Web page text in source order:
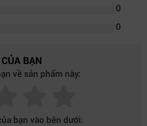
0
0
BẠN
về sản phẩm này:
bạn vào bên dưới: